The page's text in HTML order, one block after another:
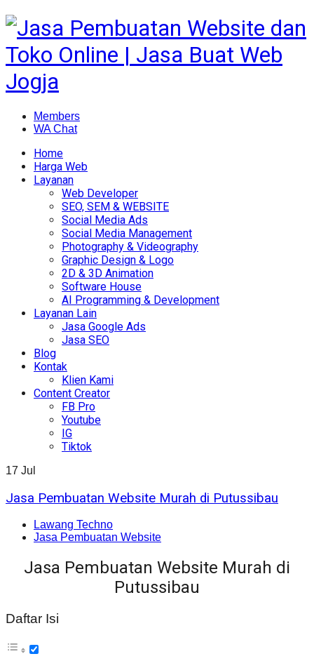
Members
WA Chat
Home
Harga Web
Layanan
Web Developer
SEO, SEM & WEBSITE
Social Media Ads
Social Media Management
Photography & Videography
Graphic Design & Logo
2D & 3D Animation
Software House
AI Programming & Development
Layanan Lain
Jasa Google Ads
Jasa SEO
Blog
Kontak
Klien Kami
Content Creator
FB Pro
Youtube
IG
Tiktok
17 Jul
Jasa Pembuatan Website Murah di Putussibau
Lawang Techno
Jasa Pembuatan Website
Jasa Pembuatan Website Murah di
Putussibau
Daftar Isi